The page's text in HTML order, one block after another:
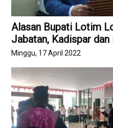
Alasan Bupati Lotim
Jabatan, Kadispar
Minggu, 17 April 2022